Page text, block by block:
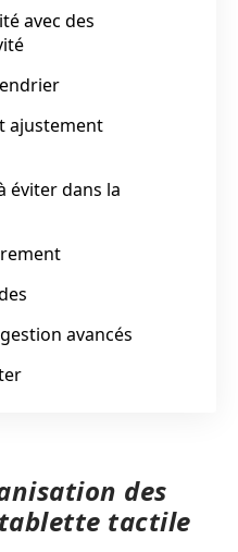
avec des
ajustement
éviter dans la
avancés
des
tactile